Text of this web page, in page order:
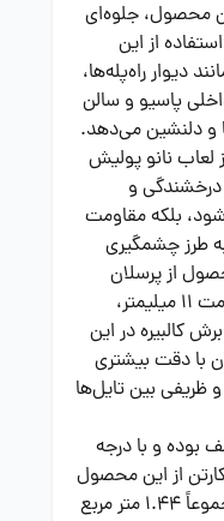
محصول، جلوه‌ای
از این
دیوار راه‌پله‌ها،
پاسیو و سالن
و دلنشین می‌دهد.
لعاب نانو پولیش
و
بلکه مقاومت
طرز چشمگیری
از پرسلان
خاک سفید ساخته شده و با ضخامت 11 میلیمتر،
کالبیره در این
با دقت بیشتری
ظریفی بین تایل‌ها
بوده و با درجه
از این محصول
شامل 2 برگ سرامیک است که مجموعاً 1.44 متر مربع